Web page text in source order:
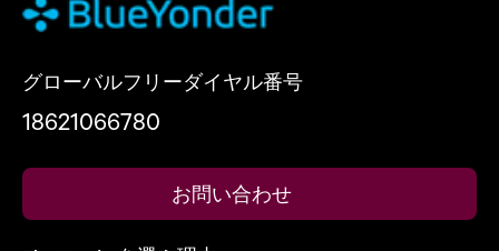
グローバルフリーダイヤル番号
18621066780
お問い合わせ